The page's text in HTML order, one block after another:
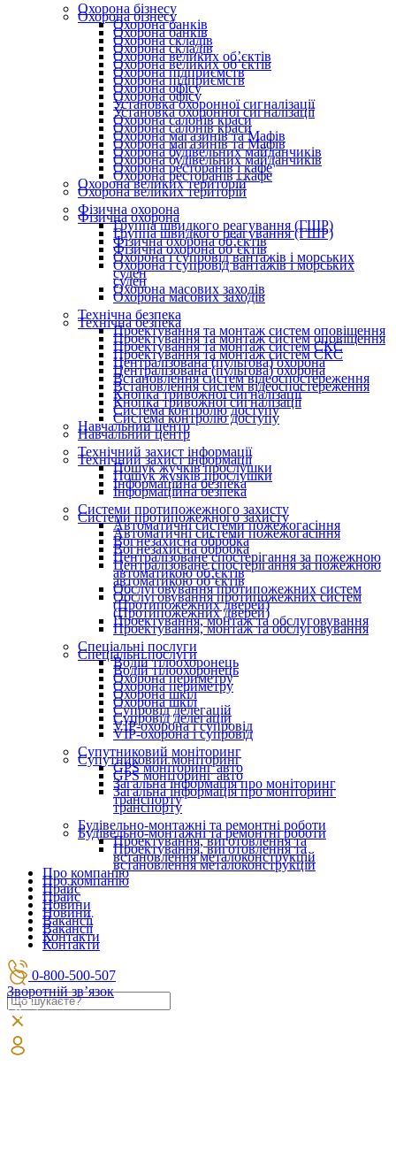
Охорона бізнесу
Охорона банків
Охорона складів
Охорона великих об’єктів
Охорона підприємств
Охорона офісу
Установка охоронної сигналізації
Охорона салонів краси
Охорона магазинів та Мафів
Охорона будівельних майданчиків
Охорона ресторанів і кафе
Охорона великих територій
Фізична охорона
Группа швидкого реагування (ГШР)
Фізична охорона об’єктів
Охорона і супровід вантажів і морських
суден
Охорона масових заходів
Технічна безпека
Проектування та монтаж систем оповіщення
Проектування та монтаж систем СКС
Централізована (пультова) охорона
Встановлення систем відеоспостереження
Кнопка тривожної сигналізації
Система контролю доступу
Навчальний центр
Технічний захист інформації
Пошук жучків прослушки
Інформаційна безпека
Системи протипожежного захисту
Автоматичні системи пожежогасіння
Вогнезахисна обробка
Централізоване спостерігання за пожежною
автоматикою об’єктів
Обслуговування протипожежних систем
(Протипожежних дверей)
Проектування, монтаж та обслуговування
Спеціальні послуги
Водій тілоохоронець
Охорона периметру
Охорона шкіл
Супровід делегацій
VIP-охорона і супровід
Супутниковий моніторинг
GPS моніторинг авто
Загальна інформація про моніторинг
транспорту
Будівельно-монтажні та ремонтні роботи
Проектування, виготовлення та
встановлення металоконструкцій
Про компанію
Прайс
Новини
Вакансії
Контакти
Охорона бізнесу
Охорона банків
Охорона складів
Охорона великих об’єктів
Охорона підприємств
Охорона офісу
Установка охоронної сигналізації
Охорона салонів краси
Охорона магазинів та Мафів
Охорона будівельних майданчиків
Охорона ресторанів і кафе
Охорона великих територій
Фізична охорона
Группа швидкого реагування (ГШР)
Фізична охорона об’єктів
Охорона і супровід вантажів і морських
суден
Охорона масових заходів
Технічна безпека
Проектування та монтаж систем оповіщення
Проектування та монтаж систем СКС
Централізована (пультова) охорона
Встановлення систем відеоспостереження
Кнопка тривожної сигналізації
Система контролю доступу
Навчальний центр
Технічний захист інформації
Пошук жучків прослушки
Інформаційна безпека
Системи протипожежного захисту
Автоматичні системи пожежогасіння
Вогнезахисна обробка
Централізоване спостерігання за пожежною
автоматикою об’єктів
Обслуговування протипожежних систем
(Протипожежних дверей)
Проектування, монтаж та обслуговування
Спеціальні послуги
Водій тілоохоронець
Охорона периметру
Охорона шкіл
Супровід делегацій
VIP-охорона і супровід
Супутниковий моніторинг
GPS моніторинг авто
Загальна інформація про моніторинг
транспорту
Будівельно-монтажні та ремонтні роботи
Проектування, виготовлення та
встановлення металоконструкцій
Про компанію
Прайс
Новини
Вакансії
Контакти
0-800-500-507
Зворотній зв’язок